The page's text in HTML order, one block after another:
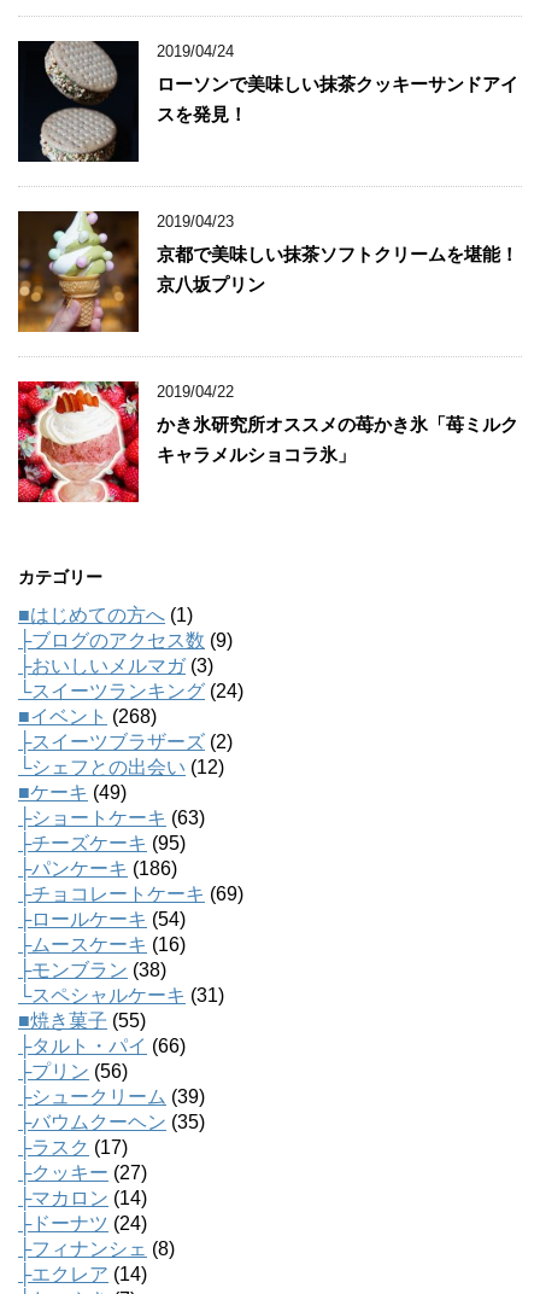
2019/04/24
ローソンで美味しい抹茶クッキーサンドアイ
スを発見！
2019/04/23
京都で美味しい抹茶ソフトクリームを堪能！
京八坂プリン
2019/04/22
かき氷研究所オススメの苺かき氷「苺ミルク
キャラメルショコラ氷」
カテゴリー
■はじめての方へ (1)
├ブログのアクセス数 (9)
├おいしいメルマガ(3)
└スイーツランキング (24)
■イベント (268)
├スイーツブラザーズ (2)
└シェフとの出会い (12)
■ケーキ (49)
├ショートケーキ (63)
├チーズケーキ (95)
├パンケーキ (186)
├チョコレートケーキ (69)
├ロールケーキ (54)
├ムースケーキ (16)
├モンブラン (38)
└スペシャルケーキ (31)
■焼き菓子 (55)
├タルト・パイ (66)
├プリン (56)
├シュークリーム (39)
├バウムクーヘン (35)
├ラスク (17)
├クッキー (27)
├マカロン (14)
├ドーナツ (24)
├フィナンシェ (8)
├エクレア (14)